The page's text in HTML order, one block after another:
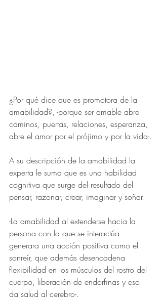
¿Por qué dice que es promotora de la
amabilidad?, -porque ser amable abre
caminos, puertas, relaciones, esperanza,
abre el amor por el prójimo y por la vida-.
A su descripción de la amabilidad la
experta le suma que es una habilidad
cognitiva que surge del resultado del
pensar, razonar, crear, imaginar y soñar.
-La amabilidad al extenderse hacia la
persona con la que se interactúa
generara una acción positiva como el
sonreír, que además desencadena
flexibilidad en los músculos del rostro del
cuerpo, liberación de endorfinas y eso
da salud al cerebro-.